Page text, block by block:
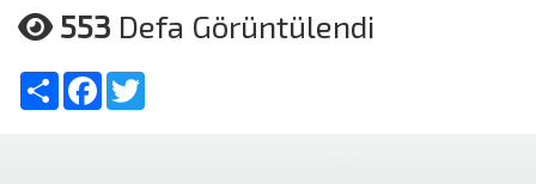
553 Defa Görüntülendi
Share Facebook